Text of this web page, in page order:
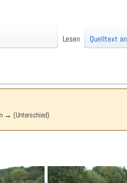
→ (Unterschied)
Lesen Quelltext